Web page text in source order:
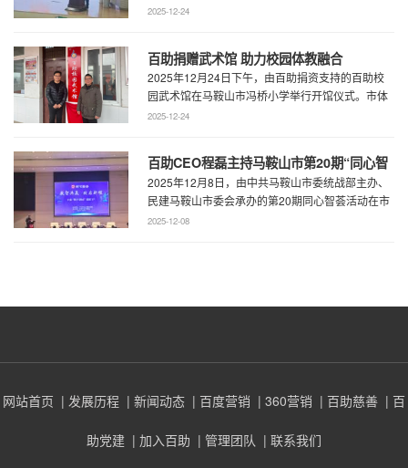
了一场题为《预见趋势，定义未来——为 ...
2025-12-24
百助捐赠武术馆 助力校园体教融合
2025年12月24日下午，由百助捐资支持的百助校
园武术馆在马鞍山市冯桥小学举行开馆仪式。市体
育局王鹏处长、花山区教育局华俊局长、 ...
2025-12-24
百助CEO程磊主持马鞍山市第20期“同心智
荟” 共谋数字马鞍山超级门户建设新蓝图
2025年12月8日，由中共马鞍山市委统战部主办、
民建马鞍山市委会承办的第20期同心智荟活动在市
会议中心隆重举行。本期活动聚焦数智共 ...
2025-12-08
网站首页 | 发展历程 | 新闻动态 | 百度营销 | 360营销 | 百助慈善 | 百
助党建 | 加入百助 | 管理团队 | 联系我们